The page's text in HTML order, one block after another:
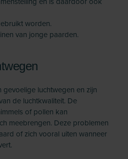
worden.
van jonge paarden.
luchtwegen en zijn
de luchtkwaliteit. De
of pollen kan
meebrengen. Deze problemen
of zich vooral uiten wanneer